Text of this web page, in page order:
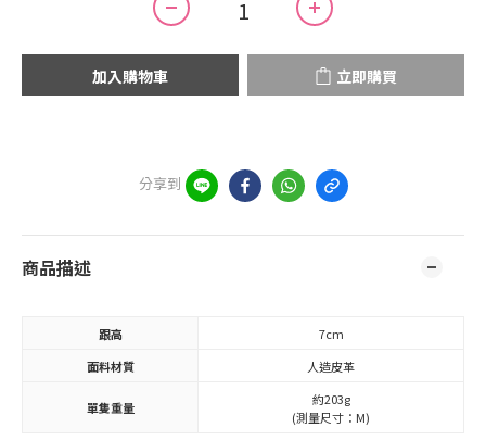
加入購物車 立即購買
分享到
商品描述
跟高
7cm
面料材質
人造皮革
單隻重量
約203g
(測量尺寸：M)